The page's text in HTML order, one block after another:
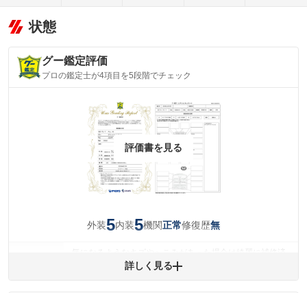
状態
グー鑑定評価
プロの鑑定士が4項目を5段階でチェック
評価書を見る
外装5内装5機関正常修復歴無
みですが、 小さなキズやヘコミが残っている場合もありま
詳しく見る